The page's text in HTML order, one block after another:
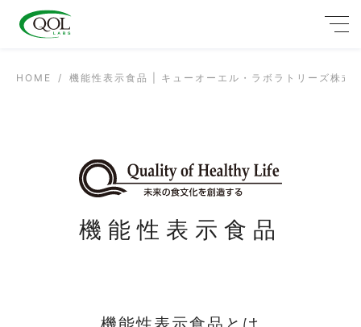
HOME 機能性表示食品 | キューオーエル・ラボラトリーズ株式
機能性表示食品